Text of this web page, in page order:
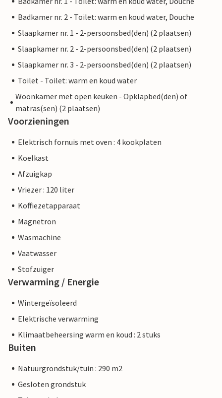
Badkamer nr. 2 - Toilet: warm en koud water, Douche
Slaapkamer nr. 1 - 2-persoonsbed(den) (2 plaatsen)
Slaapkamer nr. 2 - 2-persoonsbed(den) (2 plaatsen)
Slaapkamer nr. 3 - 2-persoonsbed(den) (2 plaatsen)
Toilet - Toilet: warm en koud water
Woonkamer met open keuken - Opklapbed(den) of
matras(sen) (2 plaatsen)
Voorzieningen
Elektrisch fornuis met oven : 4 kookplaten
Koelkast
Afzuigkap
Vriezer : 120 liter
Koffiezetapparaat
Magnetron
Wasmachine
Vaatwasser
Stofzuiger
Verwarming / Energie
Wintergeïsoleerd
Elektrische verwarming
Klimaatbeheersing warm en koud : 2 stuks
Buiten
Natuurgrondstuk/tuin : 290 m2
Gesloten grondstuk